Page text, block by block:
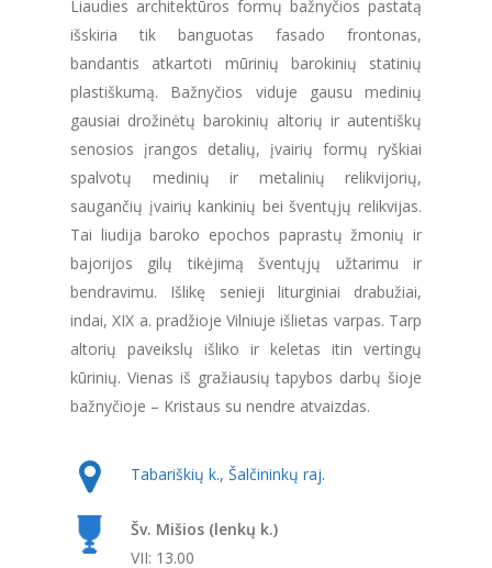
Liaudies architektūros formų bažnyčios pastatą
išskiria tik banguotas fasado frontonas,
bandantis atkartoti mūrinių barokinių statinių
plastiškumą. Bažnyčios viduje gausu medinių
gausiai drožinėtų barokinių altorių ir autentiškų
senosios įrangos detalių, įvairių formų ryškiai
spalvotų medinių ir metalinių relikvijorių,
saugančių įvairių kankinių bei šventųjų relikvijas.
Tai liudija baroko epochos paprastų žmonių ir
bajorijos gilų tikėjimą šventųjų užtarimu ir
bendravimu. Išlikę senieji liturginiai drabužiai,
indai, XIX a. pradžioje Vilniuje išlietas varpas. Tarp
altorių paveikslų išliko ir keletas itin vertingų
kūrinių. Vienas iš gražiausių tapybos darbų šioje
bažnyčioje – Kristaus su nendre atvaizdas.
Tabariškių k., Šalčininkų raj.
Šv. Mišios (lenkų k.)
VII: 13.00